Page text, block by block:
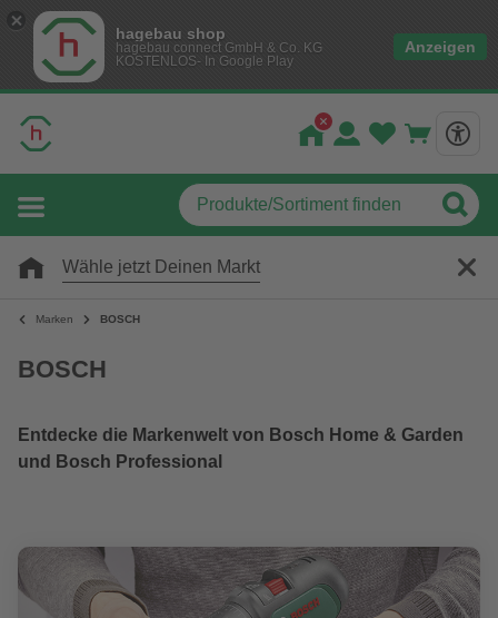
hagebau shop
hagebau connect GmbH & Co. KG
KOSTENLOS- In Google Play
Anzeigen
Wähle jetzt Deinen Markt
Marken BOSCH
BOSCH
Entdecke die Markenwelt von Bosch Home & Garden
und Bosch Professional